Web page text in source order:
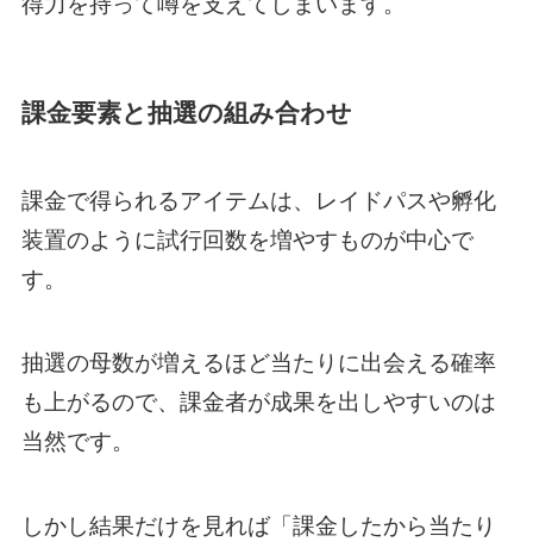
課金要素と抽選の組み合わせ
課金で得られるアイテムは、レイドパスや孵化
装置のように試行回数を増やすものが中心で
す。
抽選の母数が増えるほど当たりに出会える確率
も上がるので、課金者が成果を出しやすいのは
当然です。
しかし結果だけを見れば「課金したから当たり